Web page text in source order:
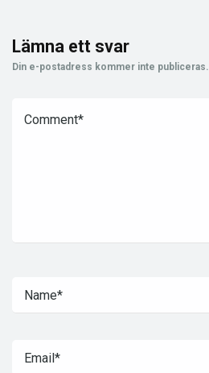
Lämna ett svar
Din e-postadress kommer inte publiceras.